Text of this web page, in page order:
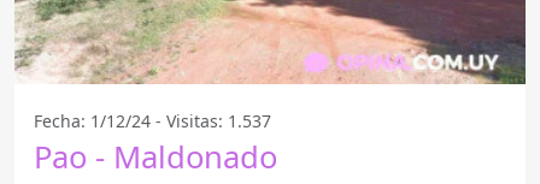
Fecha: 1/12/24 - Visitas: 1.537
Pao - Maldonado